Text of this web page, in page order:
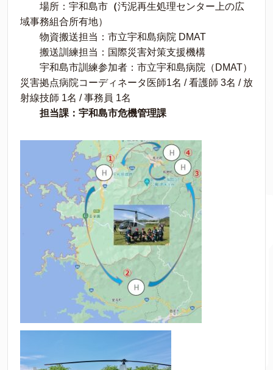
場所：宇和島市 （汚泥再生処理センター上の広
域事務組合所有地）
物資搬送担当：市立宇和島病院 DMAT
搬送訓練担当：国際災害対策支援機構
宇和島市訓練参加者：市立宇和島病院（DMAT）
災害拠点病院コーディネータ医師1名 / 看護師 3名 / 放
射線技師 1名 / 事務員 1名
担当課：宇和島市危機管理課